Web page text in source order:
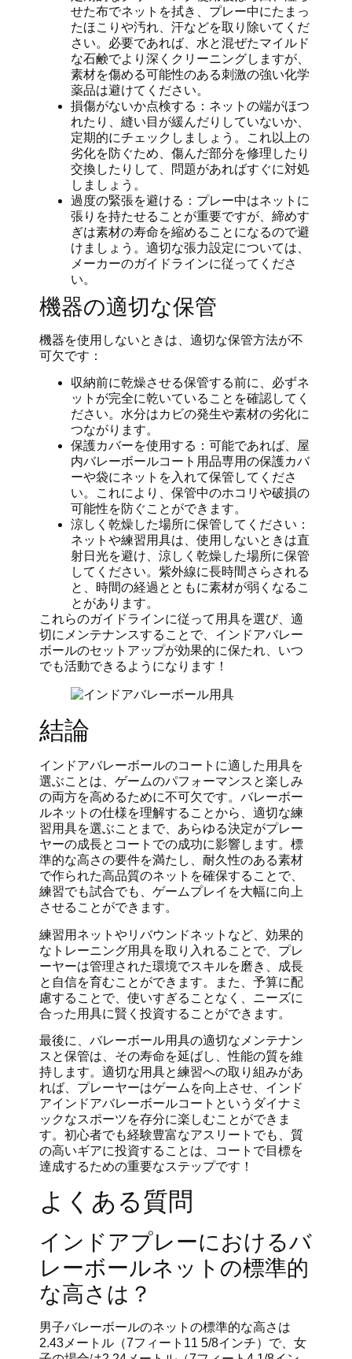
せた布でネットを拭き、プレー中にたまっ
たほこりや汚れ、汗などを取り除いてくだ
さい。必要であれば、水と混ぜたマイルド
な石鹸でより深くクリーニングしますが、
素材を傷める可能性のある刺激の強い化学
薬品は避けてください。
損傷がないか点検する：ネットの端がほつ
れたり、縫い目が緩んだりしていないか、
定期的にチェックしましょう。これ以上の
劣化を防ぐため、傷んだ部分を修理したり
交換したりして、問題があればすぐに対処
しましょう。
過度の緊張を避ける：プレー中はネットに
張りを持たせることが重要ですが、締めす
ぎは素材の寿命を縮めることになるので避
けましょう。適切な張力設定については、
メーカーのガイドラインに従ってくださ
い。
機器の適切な保管
機器を使用しないときは、適切な保管方法が不
可欠です：
収納前に乾燥させる保管する前に、必ずネ
ットが完全に乾いていることを確認してく
ださい。水分はカビの発生や素材の劣化に
つながります。
保護カバーを使用する：可能であれば、屋
内バレーボールコート用品専用の保護カバ
ーや袋にネットを入れて保管してくださ
い。これにより、保管中のホコリや破損の
可能性を防ぐことができます。
涼しく乾燥した場所に保管してください：
ネットや練習用具は、使用しないときは直
射日光を避け、涼しく乾燥した場所に保管
してください。紫外線に長時間さらされる
と、時間の経過とともに素材が弱くなるこ
とがあります。
これらのガイドラインに従って用具を選び、適
切にメンテナンスすることで、インドアバレー
ボールのセットアップが効果的に保たれ、いつ
でも活動できるようになります！
結論
インドアバレーボールのコートに適した用具を
選ぶことは、ゲームのパフォーマンスと楽しみ
の両方を高めるために不可欠です。バレーボー
ルネットの仕様を理解することから、適切な練
習用具を選ぶことまで、あらゆる決定がプレー
ヤーの成長とコートでの成功に影響します。標
準的な高さの要件を満たし、耐久性のある素材
で作られた高品質のネットを確保することで、
練習でも試合でも、ゲームプレイを大幅に向上
させることができます。
練習用ネットやリバウンドネットなど、効果的
なトレーニング用具を取り入れることで、プレ
ーヤーは管理された環境でスキルを磨き、成長
と自信を育むことができます。また、予算に配
慮することで、使いすぎることなく、ニーズに
合った用具に賢く投資することができます。
最後に、バレーボール用具の適切なメンテナン
スと保管は、その寿命を延ばし、性能の質を維
持します。適切な用具と練習への取り組みがあ
れば、プレーヤーはゲームを向上させ、インド
アインドアバレーボールコートというダイナミ
ックなスポーツを存分に楽しむことができま
す。初心者でも経験豊富なアスリートでも、質
の高いギアに投資することは、コートで目標を
達成するための重要なステップです！
よくある質問
インドアプレーにおけるバ
レーボールネットの標準的
な高さは？
男子バレーボールのネットの標準的な高さは
2.43メートル（7フィート11 5/8インチ）で、女